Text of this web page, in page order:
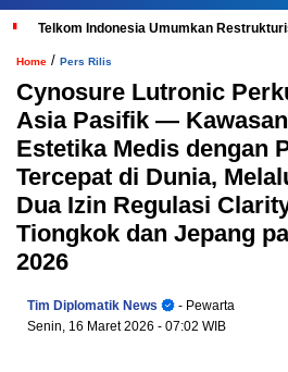
Telkom Indonesia Umumkan
Home / Pers Rilis
Cynosure Lutronic
Asia Pasifik —
Estetika Medis dengan
Tercepat di Dunia,
Dua Izin Regulasi
Tiongkok dan Jepang
2026
Tim Diplomatik News
- Pewarta
Senin, 16 Maret 2026 - 07:02 WIB